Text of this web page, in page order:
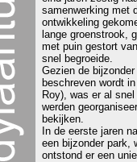
samenwerking met
ontwikkeling
lange groenstrook,
met puin gestort
snel begroeide.
Gezien de
beschreven wordt
Roy), was er al
werden
bekijken.
In de eerste jaren
een bijzonder park,
ontstond er een